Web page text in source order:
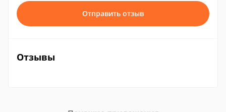
Отправить отзыв
Отзывы